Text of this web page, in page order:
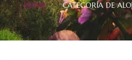
HOME CATEGORÍA DE